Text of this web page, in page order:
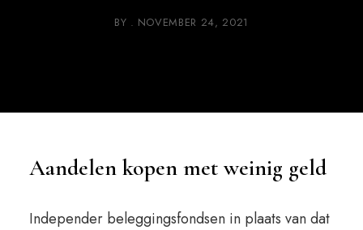
BY NOVEMBER 24, 2021
Aandelen kopen met weinig geld
Independer beleggingsfondsen in plaats van dat